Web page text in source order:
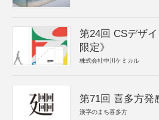
第24回 CSデザ
限定》
株式会社中川ケミカル
第71回 喜多方発
漢字のまち喜多方